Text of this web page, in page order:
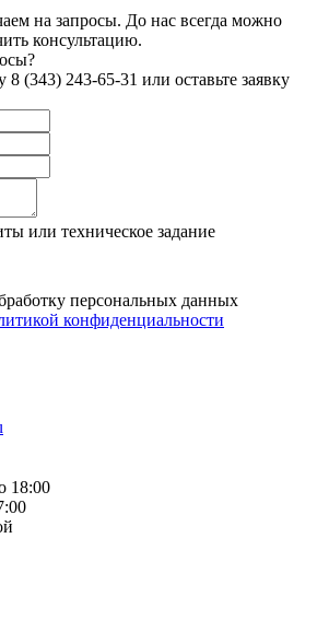
на запросы. До нас всегда можно
консультацию.
8 (343) 243-65-31 или оставьте заявку
или техническое задание
персональных данных
конфиденциальности
18:00